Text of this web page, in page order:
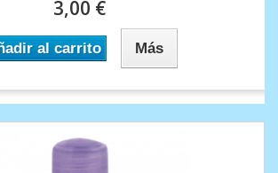
3,00 €
al carrito Más